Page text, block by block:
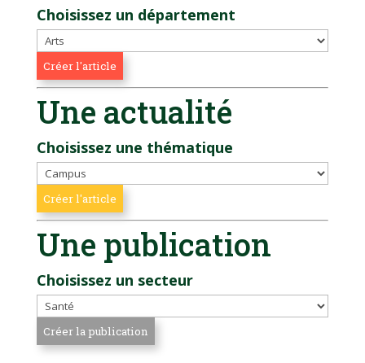
Choisissez un département
Une actualité
Choisissez une thématique
Une publication
Choisissez un secteur